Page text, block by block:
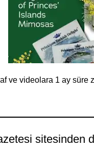
ve videolara 1 ay süre
sitesinden